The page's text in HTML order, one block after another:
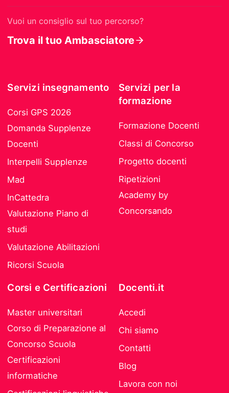
Vuoi un consiglio sul tuo percorso?
Trova il tuo Ambasciatore
Servizi insegnamento
Corsi GPS 2026
Domanda Supplenze
Docenti
Interpelli Supplenze
Mad
InCattedra
Valutazione Piano di
studi
Valutazione Abilitazioni
Ricorsi Scuola
Servizi per la
formazione
Formazione Docenti
Classi di Concorso
Progetto docenti
Ripetizioni
Academy by
Concorsando
Corsi e Certificazioni
Master universitari
Corso di Preparazione al
Concorso Scuola
Certificazioni
informatiche
Docenti.it
Accedi
Chi siamo
Contatti
Blog
Lavora con noi